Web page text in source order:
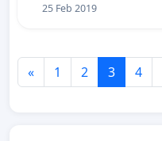
25 Feb 2019
« 1 2 3 4